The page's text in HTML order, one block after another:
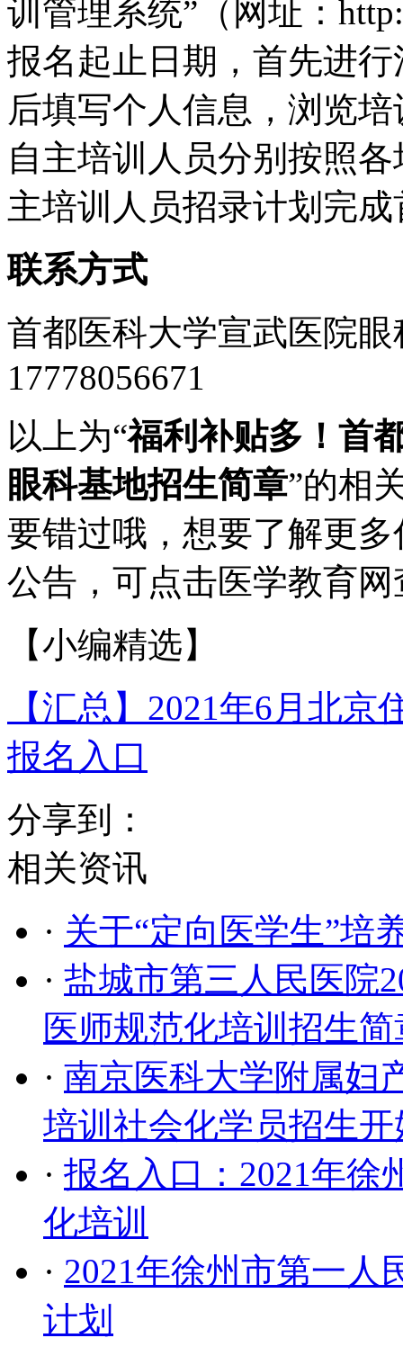
训管理系统”（网址：
报名起止日期，首先进
后填写个人信息，浏览
自主培训人员分别按照
主培训人员招录计划完
联系方式
首都医科大学宣武医院
17778056671
以上为“福利补贴多！首
眼科基地招生简章”的相
要错过哦，想要了解更
公告，可点击医学教育
【小编精选】
【汇总】2021年6月北
报名入口
分享到：
相关资讯
· 关于“定向医学生”培
· 盐城市第三人民医院
医师规范化培训招生简
· 南京医科大学附属妇
培训社会化学员招生开
· 报名入口：2021年徐
化培训
· 2021年徐州市第一人
计划